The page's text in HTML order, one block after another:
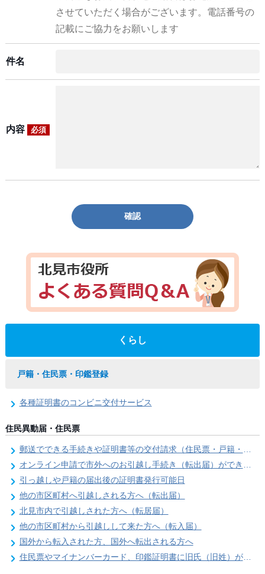
させていただく場合がございます。電話番号の
記載にご協力をお願いします
件名
内容 必須
確認
くらし
戸籍・住民票・印鑑登録
各種証明書のコンビニ交付サービス
住民異動届・住民票
郵送でできる手続きや証明書等の交付請求（住民票・戸籍・国民年金関係）
オンライン申請で市外へのお引越し手続き（転出届）ができます
引っ越しや戸籍の届出後の証明書発行可能日
他の市区町村へ引越しされる方へ（転出届）
北見市内で引越しされた方へ（転居届）
他の市区町村から引越しして来た方へ（転入届）
国外から転入された方、国外へ転出される方へ
住民票やマイナンバーカード、印鑑証明書に旧氏（旧姓）が併記できるようになりました！